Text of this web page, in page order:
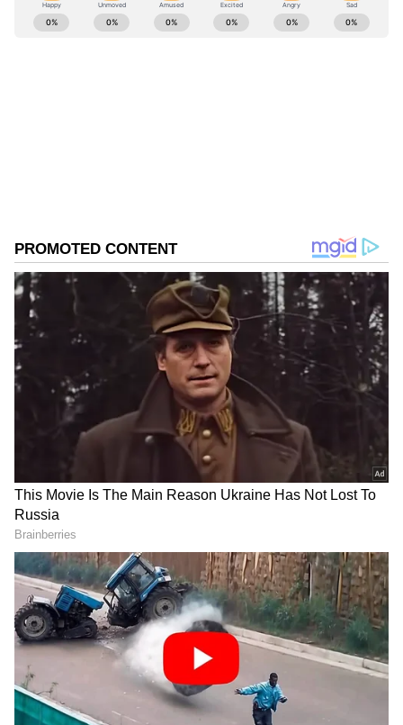
Ration ಅಂಗಡಿಗಳ ಮುಷ್ಕರ: ಈ ತಿಂಗಳು ರಾಜ್ಯದಲ್ಲಿ
ಪಡಿತರ ವಿತರಣೆ ತಡ?
ರಾಜ್ಯದಲ್ಲಿ ಒಟ್ಟು 4.30 ಕೋಟಿ ಪಡಿತರದಾರರು ಇದ್ದಾರೆ. ಪ್ರತಿ
ಫಲಾನುವಿಗೆ ಅನ್ನಭಾಗ್ಯ ಯೋಜನೆಯಡಿ 5 ಕೆಜಿ ಅಕ್ಕಿಯನ್ನು
ವಿತರಿಸಬೇಕು. ಅಂದರೆ ಪ್ರತಿತಿಂಗಳು ಸರ್ಕಾರಕ್ಕೆ ತಿಂಗಳಿಗೆ
2.28 ಲಕ್ಷ ಮೆಟ್ರಿಕ್ ಟನ್ ಅಕ್ಕಿ ಬೇಕು. ಹೀಗಿರುವಾಗ
ABOUT THE AUTHOR
DOWNLOAD APP
ಕರ್ನಾಟಕ, ಭಾರತ (India News) ಮತ್ತು ಜಗತ್ತಿನ
ಕ್ಷಣಕ್ಷಣದ ಕನ್ನಡ ಸುದ್ದಿ (Kannada News )
ಅಪ್ಡೇಟ್‌ಗಳಿಗಾಗಿ ಏಷ್ಯಾನೆಟ್ ಸುವರ್ಣ ನ್ಯೂಸ್‌ ಫಾಲೋ
ಮಾಡಿ. ಬ್ರೇಕಿಂಗ್ ಸುದ್ದಿ (Latest Kannada News),
ವಿಶೇಷ ವರದಿಗಳು ಮತ್ತು ನೇರ ಪ್ರಸಾರಗಳೊಂದಿಗೆ
(kannada news live
) ಸಂಪೂರ್ಣ ಮಾಹಿತಿ ಒಂದೇ
ಕ್ಲಿಕ್‌ನಲ್ಲಿ ಲಭ್ಯ. ಏಷ್ಯಾನೆಟ್ ಸುವರ್ಣ ನ್ಯೂಸ್ ಅಧಿಕೃತ
ಆ್ಯಪ್ ಡೌನ್‌ಲೋಡ್ ಮಾಡಿ ಹಾಗು ಎಲ್ಲಾ ಅಪ್‌ಡೇಟ್